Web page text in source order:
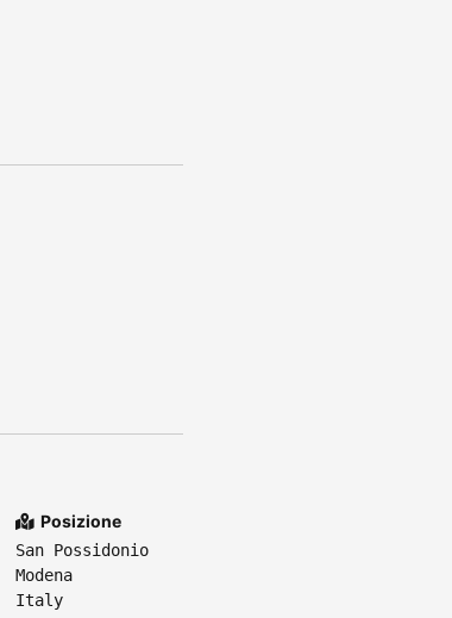
Posizione
San Possidonio
Modena
Italy